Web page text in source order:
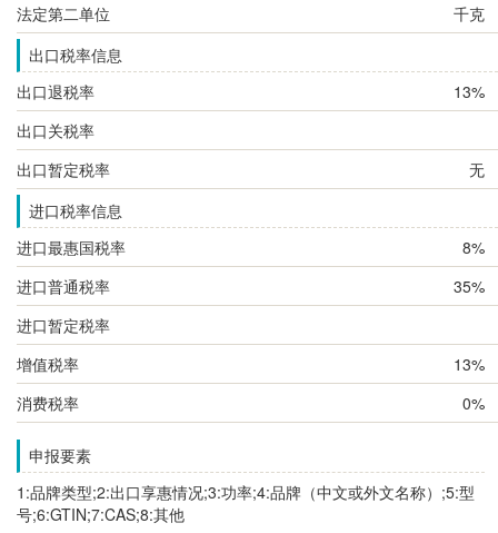
法定第二单位
千克
出口税率信息
出口退税率
13%
出口关税率
出口暂定税率
无
进口税率信息
进口最惠国税率
8%
进口普通税率
35%
进口暂定税率
增值税率
13%
消费税率
0%
申报要素
1:品牌类型;2:出口享惠情况;3:功率;4:品牌（中文或外文名称）;5:型
号;6:GTIN;7:CAS;8:其他